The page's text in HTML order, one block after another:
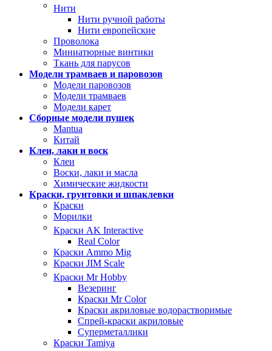
Нити
Нити ручной работы
Нити европейские
Проволока
Миниатюрные винтики
Ткань для парусов
Модели трамваев и паровозов
Модели паровозов
Модели трамваев
Модели карет
Сборные модели пушек
Mantua
Китай
Клеи, лаки и воск
Клеи
Воски, лаки и масла
Химические жидкости
Краски, грунтовки и шпаклевки
Краски
Морилки
Краски AK Interactive
Real Color
Краски Ammo Mig
Краски JIM Scale
Краски Mr Hobby
Везеринг
Краски Mr Color
Краски акриловые водорастворимые
Спрей-краски акриловые
Суперметаллики
Краски Tamiya